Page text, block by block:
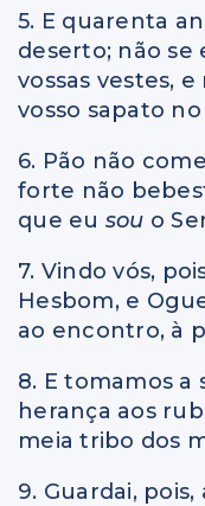
5. E quarenta
deserto; não se
vossas vestes,
vosso sapato
6. Pão não
forte não
que eu sou o
7. Vindo vós,
Hesbom, e
ao encontro, à
8. E tomamos a
herança aos
meia tribo dos
9. Guardai,